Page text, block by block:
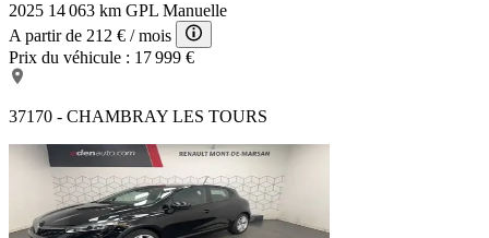
2025 14 063 km GPL Manuelle
A partir de 212 € / mois
Prix du véhicule : 17 999 €
37170 - CHAMBRAY LES TOURS